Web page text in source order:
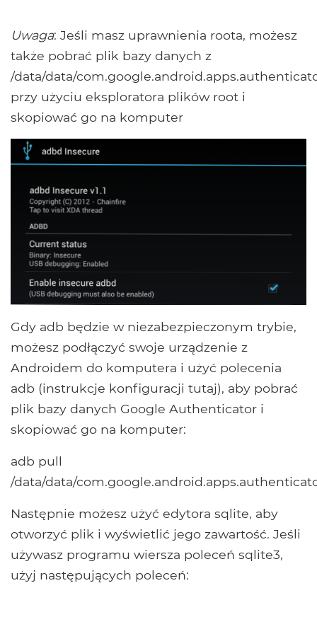
Uwaga: Jeśli masz uprawnienia roota, możesz
także pobrać plik bazy danych z
/data/data/
przy użyciu eksploratora plików root i
skopiować go na komputer
Gdy adb będzie w niezabezpieczonym trybie,
możesz podłączyć swoje urządzenie z
Androidem do komputera i użyć polecenia
adb (instrukcje konfiguracji tutaj), aby pobrać
plik bazy danych Google Authenticator i
skopiować go na komputer:
adb pull
/data/data/
Następnie możesz użyć edytora sqlite, aby
otworzyć plik i wyświetlić jego zawartość. Jeśli
używasz programu wiersza poleceń sqlite3,
użyj następujących poleceń: